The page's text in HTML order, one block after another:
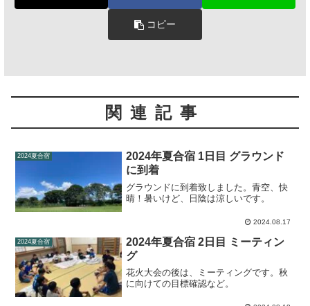
コピー
関連記事
2024夏合宿
2024年夏合宿 1日目 グラウンド
に到着
グラウンドに到着致しました。青空、快
晴！暑いけど、日陰は涼しいです。
2024.08.17
2024夏合宿
2024年夏合宿 2日目 ミーティン
グ
花火大会の後は、ミーティングです。秋
に向けての目標確認など。